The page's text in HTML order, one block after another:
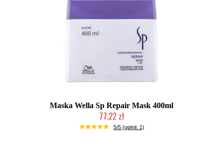
Maska Wella Sp Repair Mask 400ml
77,22 zł
Chwilowo niedostępny
5/5 (opinii: 1)